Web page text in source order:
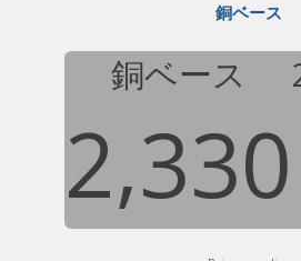
銅ベース
銅ベース
2,330